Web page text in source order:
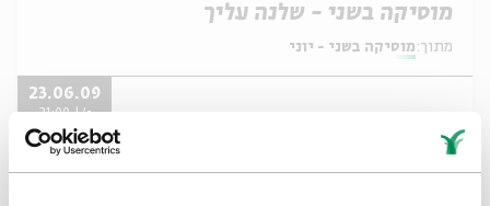
מוסיקה בשני - שלנה עליך
מתוך: מוסיקה בשני - יוני
23.06.09
ג' | 21:00